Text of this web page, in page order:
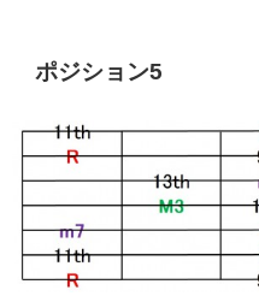
ポジション5